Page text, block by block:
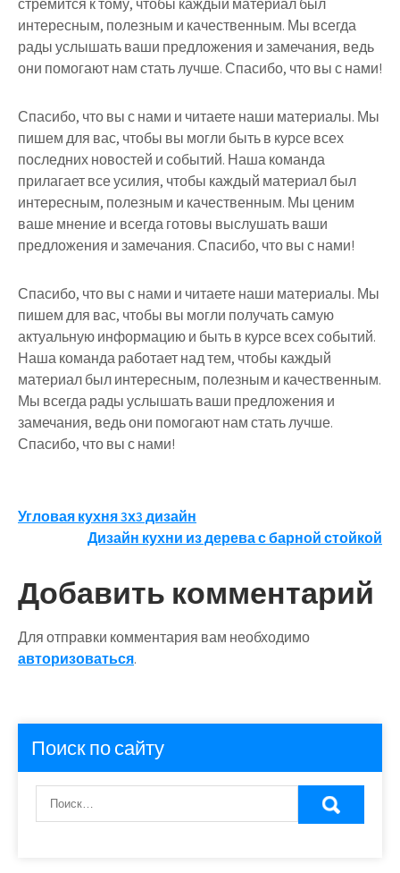
стремится к тому, чтобы каждый материал был
интересным, полезным и качественным. Мы всегда
рады услышать ваши предложения и замечания, ведь
они помогают нам стать лучше. Спасибо, что вы с нами!
Спасибо, что вы с нами и читаете наши материалы. Мы
пишем для вас, чтобы вы могли быть в курсе всех
последних новостей и событий. Наша команда
прилагает все усилия, чтобы каждый материал был
интересным, полезным и качественным. Мы ценим
ваше мнение и всегда готовы выслушать ваши
предложения и замечания. Спасибо, что вы с нами!
Спасибо, что вы с нами и читаете наши материалы. Мы
пишем для вас, чтобы вы могли получать самую
актуальную информацию и быть в курсе всех событий.
Наша команда работает над тем, чтобы каждый
материал был интересным, полезным и качественным.
Мы всегда рады услышать ваши предложения и
замечания, ведь они помогают нам стать лучше.
Спасибо, что вы с нами!
Навигация
записям
Угловая кухня 3х3 дизайн
Дизайн кухни из дерева с барной стойкой
Добавить комментарий
Для отправки комментария вам необходимо
авторизоваться.
Поиск по сайту